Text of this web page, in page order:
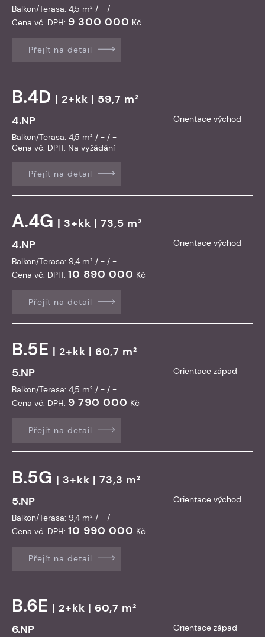
Balkon/Terasa: 4,5 m² / - / -
Cena vč. DPH: 9 300 000 Kč
Přejít na detail
B.4D | 2+kk | 59,7 m²
4.NP
Orientace východ
Balkon/Terasa: 4,5 m² / - / -
Cena vč. DPH: Na vyžádání
Přejít na detail
A.4G | 3+kk | 73,5 m²
4.NP
Orientace východ
Balkon/Terasa: 9,4 m² / - / -
Cena vč. DPH: 10 890 000 Kč
Přejít na detail
B.5E | 2+kk | 60,7 m²
5.NP
Orientace západ
Balkon/Terasa: 4,5 m² / - / -
Cena vč. DPH: 9 790 000 Kč
Přejít na detail
B.5G | 3+kk | 73,3 m²
5.NP
Orientace východ
Balkon/Terasa: 9,4 m² / - / -
Cena vč. DPH: 10 990 000 Kč
Přejít na detail
B.6E | 2+kk | 60,7 m²
6.NP
Orientace západ